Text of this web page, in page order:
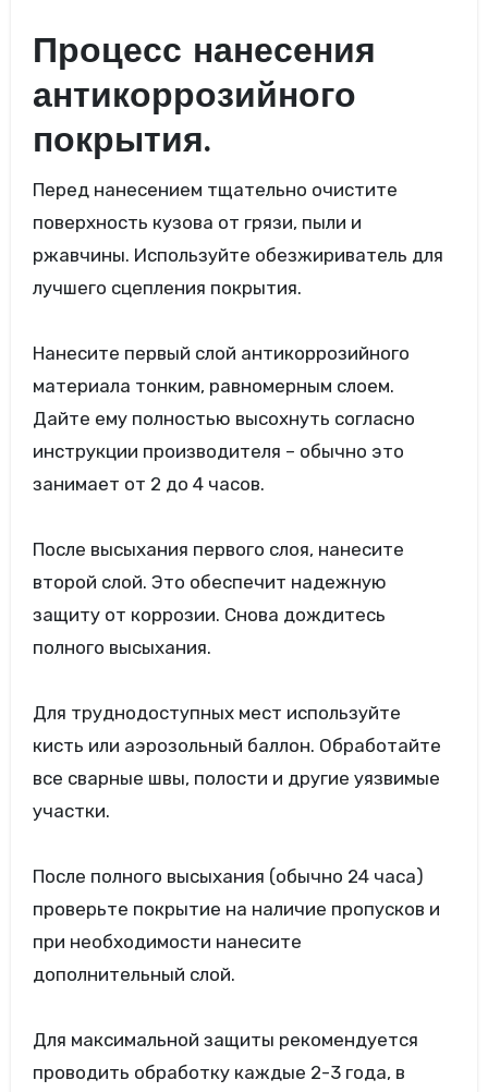
Процесс нанесения
антикоррозийного
покрытия.
Перед нанесением тщательно очистите
поверхность кузова от грязи, пыли и
ржавчины. Используйте обезжириватель для
лучшего сцепления покрытия.
Нанесите первый слой антикоррозийного
материала тонким, равномерным слоем.
Дайте ему полностью высохнуть согласно
инструкции производителя – обычно это
занимает от 2 до 4 часов.
После высыхания первого слоя, нанесите
второй слой. Это обеспечит надежную
защиту от коррозии. Снова дождитесь
полного высыхания.
Для труднодоступных мест используйте
кисть или аэрозольный баллон. Обработайте
все сварные швы, полости и другие уязвимые
участки.
После полного высыхания (обычно 24 часа)
проверьте покрытие на наличие пропусков и
при необходимости нанесите
дополнительный слой.
Для максимальной защиты рекомендуется
проводить обработку каждые 2-3 года, в